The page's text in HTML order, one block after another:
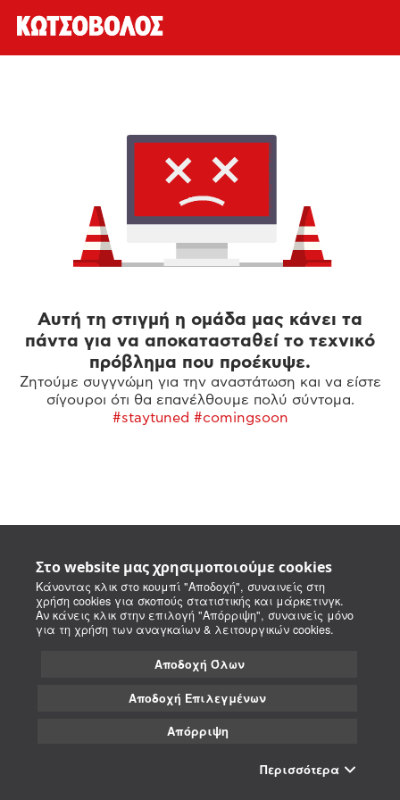
Στο website μας χρησιμοποιούμε cookies
Κάνοντας κλικ στο κουμπί "Αποδοχή", συναινείς στη
χρήση cookies για σκοπούς στατιστικής και μάρκετινγκ.
Αν κάνεις κλικ στην επιλογή "Απόρριψη", συναινείς μόνο
για τη χρήση των αναγκαίων & λειτουργικών cookies.
Αποδοχή Όλων
Αποδοχή Επιλεγμένων
Απόρριψη
Περισσότερα
Αυτή τη στιγμή η ομάδα μας κάνει τα
πάντα για να αποκατασταθεί το τεχνικό
πρόβλημα που προέκυψε.
Ζητούμε συγγνώμη για την αναστάτωση και να είστε
σίγουροι ότι θα επανέλθουμε πολύ σύντομα.
#staytuned #comingsoon